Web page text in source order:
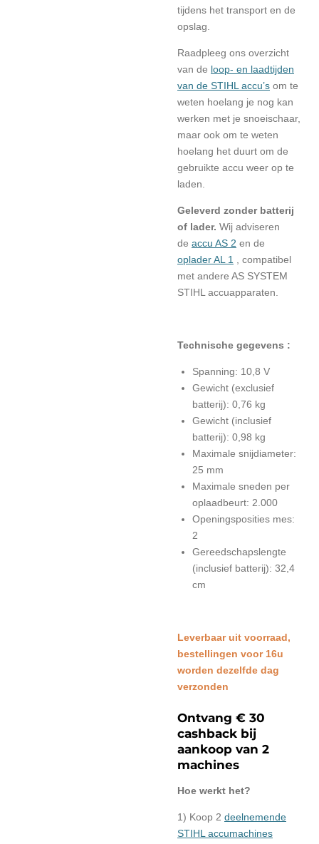
tijdens het transport en de
opslag.
Raadpleeg ons overzicht
van de loop- en laadtijden
van de STIHL accu’s om te
weten hoelang je nog kan
werken met je snoeischaar,
maar ook om te weten
hoelang het duurt om de
gebruikte accu weer op te
laden.
Geleverd zonder batterij
of lader. Wij adviseren
de accu AS 2 en de
oplader AL 1
, compatibel
met andere AS SYSTEM
STIHL accuapparaten.
Technische gegevens :
Spanning: 10,8 V
Gewicht (exclusief
batterij): 0,76 kg
Gewicht (inclusief
batterij): 0,98 kg
Maximale snijdiameter:
25 mm
Maximale sneden per
oplaadbeurt: 2.000
Openingsposities mes:
2
Gereedschapslengte
(inclusief batterij): 32,4
cm
Leverbaar uit voorraad,
bestellingen voor 16u
worden dezelfde dag
verzonden
Ontvang € 30
cashback bij
aankoop van 2
machines
Hoe werkt het?
1) Koop 2 deelnemende
STIHL accumachines